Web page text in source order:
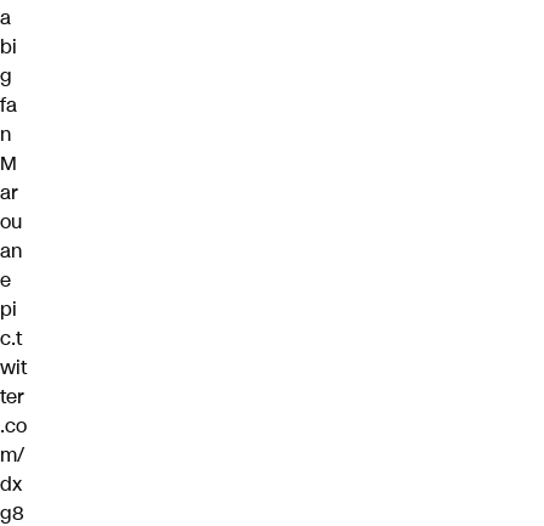
a
bi
g
fa
n
M
ar
ou
an
e
pi
c.t
wit
ter
.co
m/
dx
g8